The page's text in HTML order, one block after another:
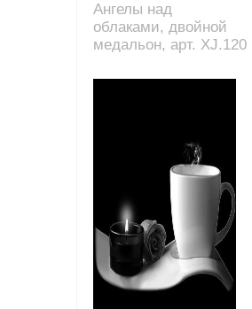
Ангелы над
облаками, двойной
медальон, арт. XJ.120